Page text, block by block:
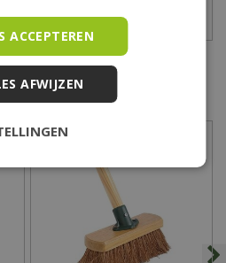
ACCEPTEREN
AFWIJZEN